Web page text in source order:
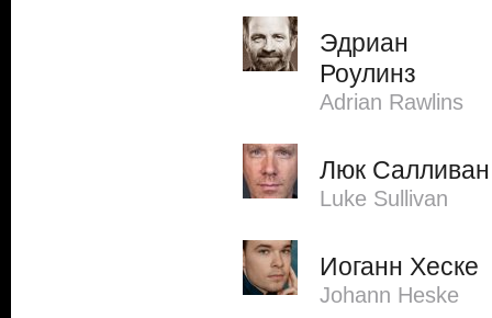
Эдриан
Роулинз
Adrian Rawlins
Люк Салливан
Luke Sullivan
Иоганн Хеске
Johann Heske